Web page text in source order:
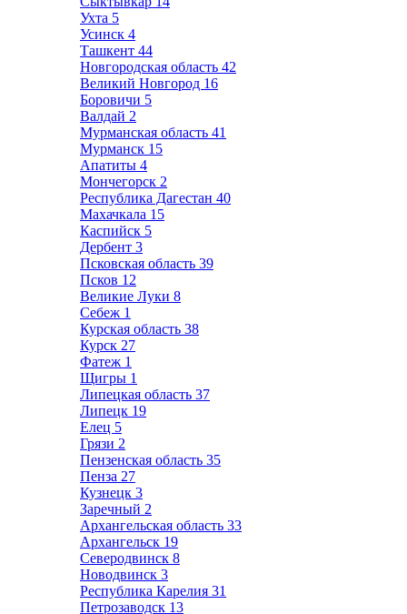
Ухта 5
Усинск 4
Ташкент 44
Новгородская область 42
Великий Новгород 16
Боровичи 5
Валдай 2
Мурманская область 41
Мурманск 15
Апатиты 4
Мончегорск 2
Республика Дагестан 40
Махачкала 15
Каспийск 5
Дербент 3
Псковская область 39
Псков 12
Великие Луки 8
Себеж 1
Курская область 38
Курск 27
Фатеж 1
Щигры 1
Липецкая область 37
Липецк 19
Елец 5
Грязи 2
Пензенская область 35
Пенза 27
Кузнецк 3
Заречный 2
Архангельская область 33
Архангельск 19
Северодвинск 8
Новодвинск 3
Республика Карелия 31
Петрозаводск 13